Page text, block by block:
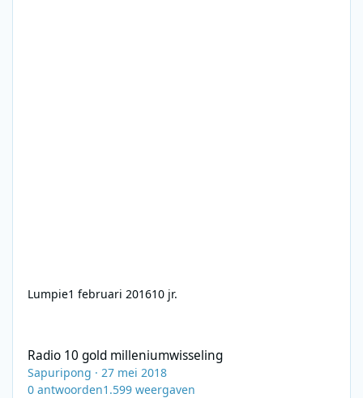
Lumpie1 februari 201610 jr.
Radio 10 gold milleniumwisseling
Sapuripong ·27 mei 2018
0 antwoorden1.599 weergaven